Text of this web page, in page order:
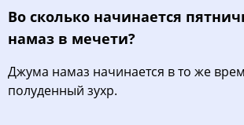
Во сколько начинается
намаз в мечети?
Джума намаз начинается в то же
полуденный зухр.